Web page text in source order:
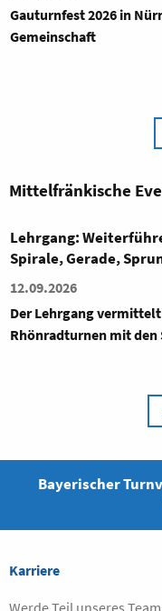
Gauturnfest 2026 in
Gemeinschaft
Mittelfränkische
Lehrgang:
Spirale, Gerade,
12.09.2026
Der Lehrgang
Rhönradturnen mit den
Bayerischer
Karriere
Werde Teil unseres